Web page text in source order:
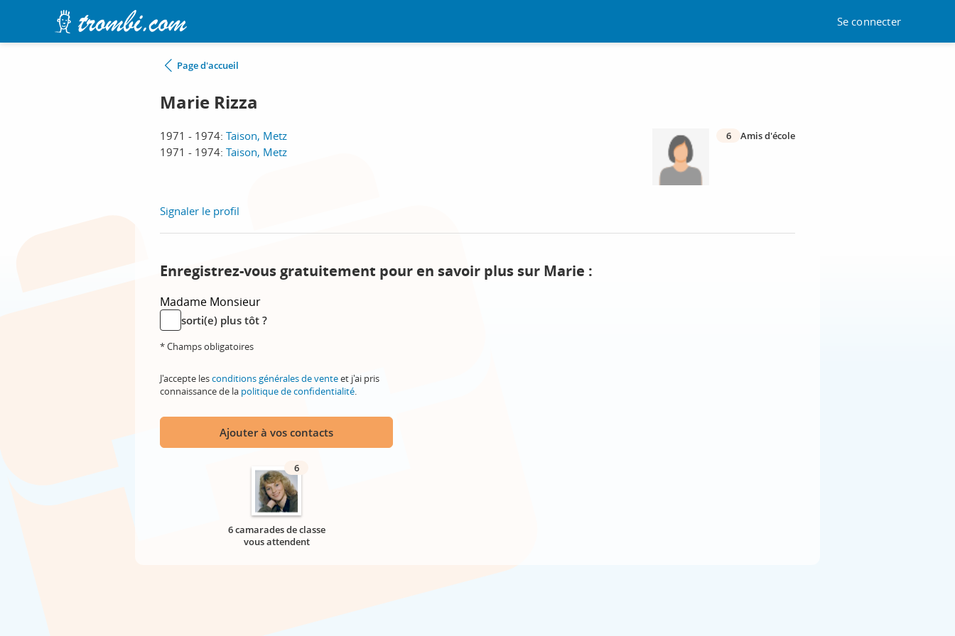
Se connecter
Page d'accueil
Marie Rizza
1971 - 1974: Taison, Metz
1971 - 1974: Taison, Metz
6 Amis d'école
Signaler le profil
Enregistrez-vous gratuitement pour en savoir plus sur Marie :
Madame Monsieur
sorti(e) plus tôt ?
* Champs obligatoires
J'accepte lesconditions générales de venteet j'ai pris
connaissance de la politique de confidentialité.
Ajouter à vos contacts
6
6 camarades de classe
vous attendent